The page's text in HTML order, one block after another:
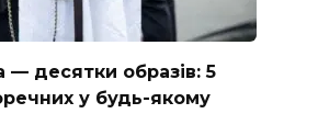
— десятки образів: 5
у будь-якому